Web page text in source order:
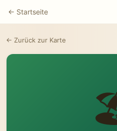
← Startseite
← Zurück zur Karte